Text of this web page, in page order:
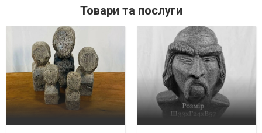
Товари та послуги